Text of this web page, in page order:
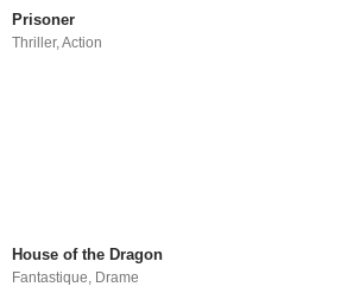
Prisoner
Thriller,Action
House of the Dragon
Fantastique, Drame